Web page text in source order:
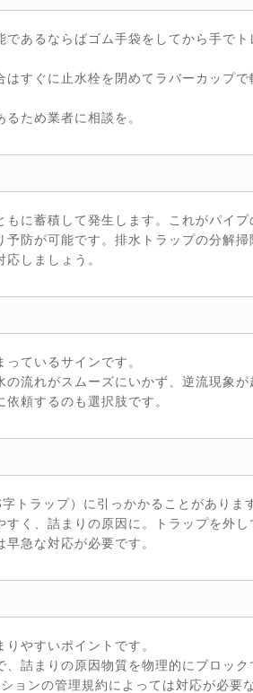
あるならばゴム手袋をしてから手で
すぐに止水栓を閉めてラバーカップ
ため業者に相談を。
に蓄積して発生します。これがパイ
防が可能です。排水トラップの分解
しましょう。
ているサインです。
流れがスムーズにいかず、逆流現象
頼するのも選択肢です。
トラップ）に引っかかることがありま
く、詰まりの原因に。トラップを外
急な対応が必要です。
やすいポイントです。
詰まりの原因物質を物理的にブロッ
ョンの管理規約によっては対応が必要